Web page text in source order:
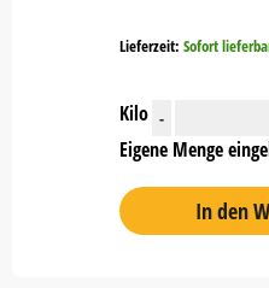
Lieferzeit: Sofort
Kilo -
Eigene Menge
In den